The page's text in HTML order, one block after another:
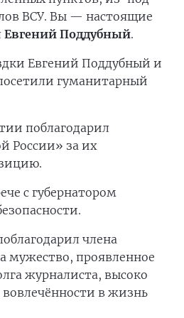
ВСУ. Вы — настоящие
Евгений Поддубный.
Евгений Поддубный и
гуманитарный
поблагодарил
России» за их
с губернатором
члена
мужество, проявленное
журналиста, высоко
вовлечённости в жизнь